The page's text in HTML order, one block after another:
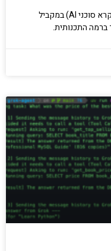
איך מריצים כמה איטרציות LLM (מה שנקרא סוכני AI) במקביל
ברמה התכנותית.